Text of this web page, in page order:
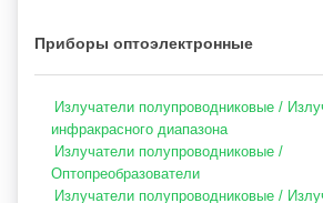
Приборы оптоэлектронные
Излучатели полупроводниковые /
инфракрасного диапазона
Излучатели полупроводниковые /
Оптопреобразователи
Излучатели полупроводниковые /